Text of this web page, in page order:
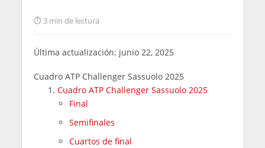
3 min de lectura
Última actualización: junio 22, 2025
Cuadro ATP Challenger Sassuolo 2025
Cuadro ATP Challenger Sassuolo 2025
Final
Semifinales
Cuartos de final